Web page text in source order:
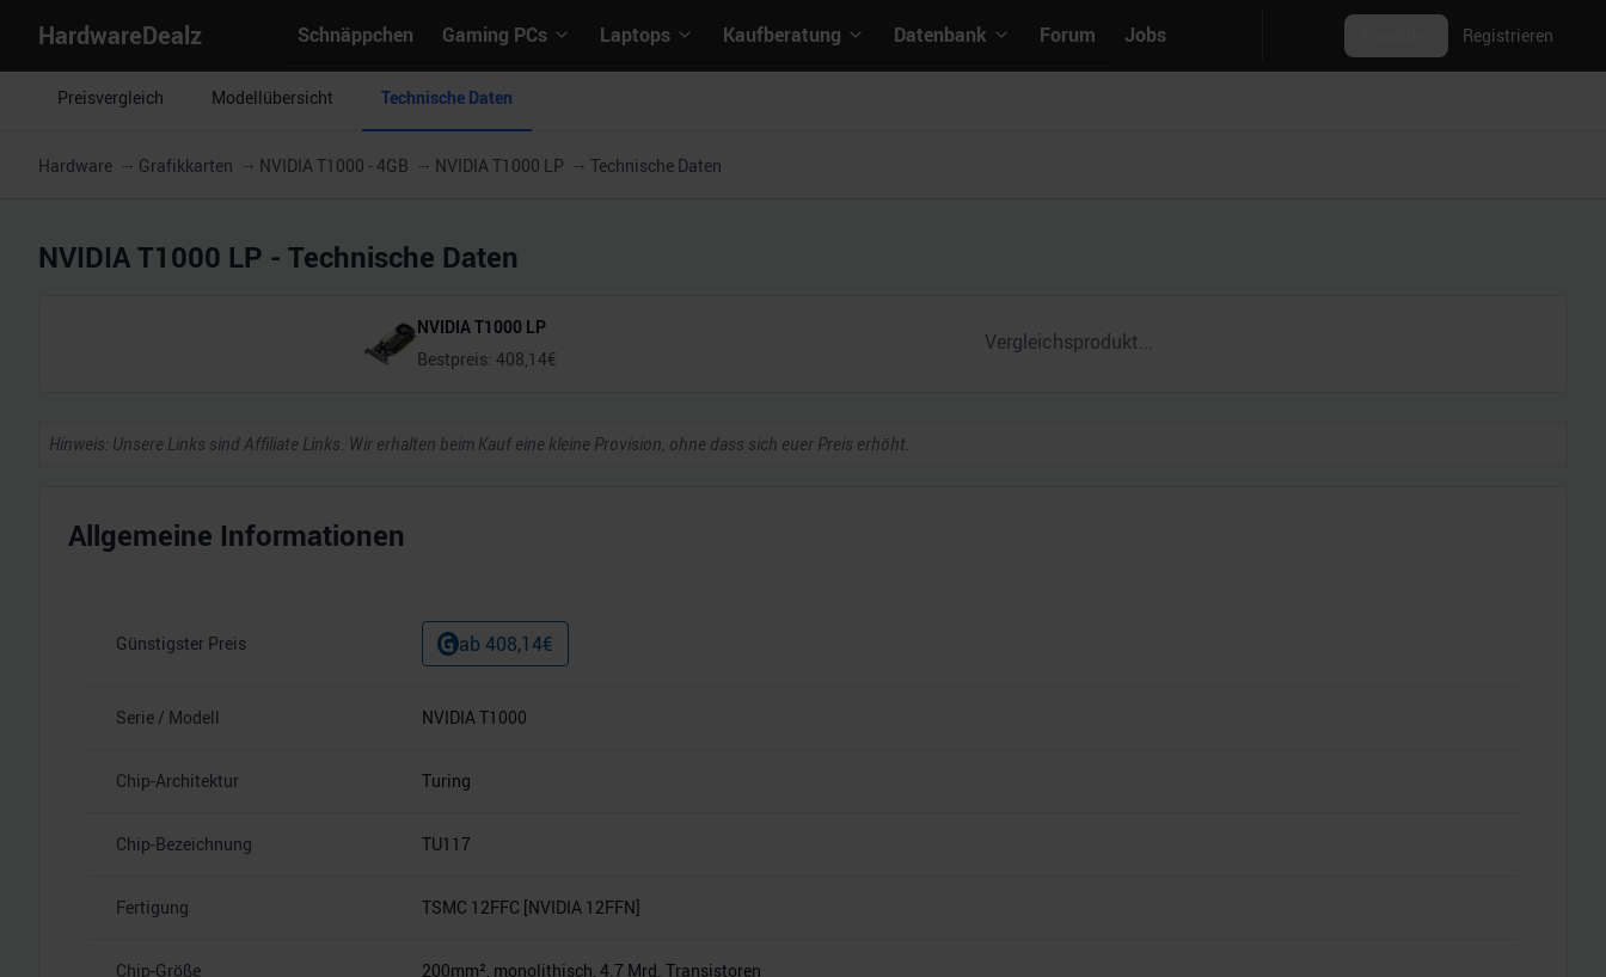
HardwareDealz Schnäppchen Gaming PCs Laptops Kaufberatung Datenbank Forum Jobs Registrieren
Preisvergleich Modellübersicht Technische Daten
Hardware Grafikkarten NVIDIA T1000 - 4GB NVIDIA T1000 LP Technische Daten
NVIDIA T1000 LP - Technische Daten
NVIDIA T1000 LP
Bestpreis: 408,14€
Hinweis: Unsere Links sind Affiliate Links. Wir erhalten beim Kauf eine kleine Provision, ohne dass sich euer Preis erhöht.
Allgemeine Informationen
Günstigster Preis ab 408,14€
Serie / Modell NVIDIA T1000
Chip-Architektur Turing
Chip-Bezeichnung TU117
Fertigung TSMC 12FFC [NVIDIA 12FFN]
Chip-Größe 200mm², monolithisch, 4.7 Mrd. Transistoren